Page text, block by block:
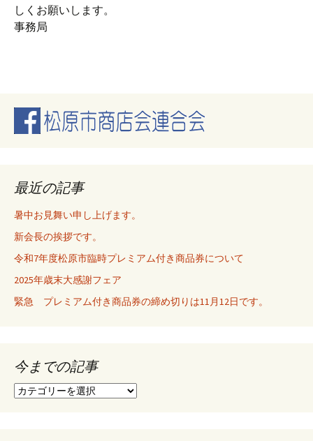
しくお願いします。
事務局
最近の記事
暑中お見舞い申し上げます。
新会長の挨拶です。
令和7年度松原市臨時プレミアム付き商品券について
2025年歳末大感謝フェア
緊急 プレミアム付き商品券の締め切りは11月12日です。
今までの記事
今